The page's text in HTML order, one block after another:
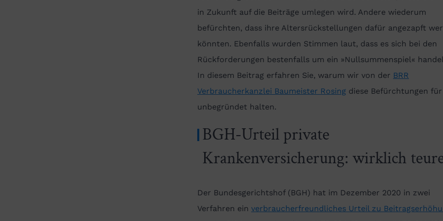
in Zukunft auf die Beiträge umlegen wird. Andere wiederum
befürchten, dass ihre Altersrückstellungen dafür angezapft
könnten. Ebenfalls wurden Stimmen laut, dass es sich bei den
Rückforderungen bestenfalls um ein »Nullsummenspiel«
In diesem Beitrag erfahren Sie, warum wir von der BRR
Verbraucherkanzlei Baumeister Rosing diese Befürchtungen für
unbegründet halten.
BGH-Urteil private
Krankenversicherung: wirklich
Der Bundesgerichtshof (BGH) hat im Dezember 2020 in zwei
Verfahren ein verbraucherfreundliches Urteil zu